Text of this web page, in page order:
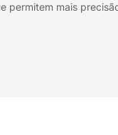
mais